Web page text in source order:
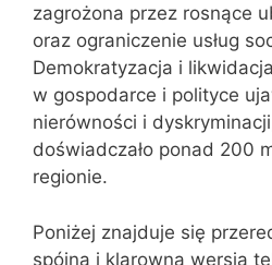
zagrożona przez rosnące
oraz ograniczenie usług
Demokratyzacja i
w gospodarce i polityce
nierówności i
doświadczało ponad 200
regionie.
Poniżej znajduje się
spójna i klarowna wersja